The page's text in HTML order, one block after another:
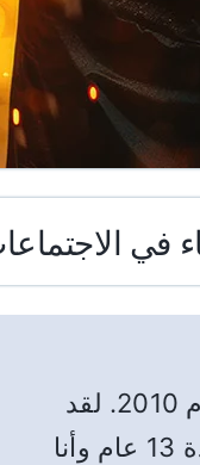
في
لقد كنت في البرنامج منذ عام 2010. لقد
سُمح لي بأن أكون رصينا لمدة 13 عام وأنا